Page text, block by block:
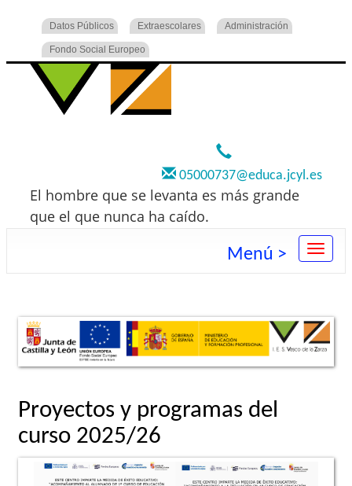
Datos Públicos Extraescolares Administración
Fondo Social Europeo
05000737@educa.jcyl.es
El hombre que se levanta es más grande
que el que nunca ha caído.
Menú >
Proyectos y programas del
curso 2025/26